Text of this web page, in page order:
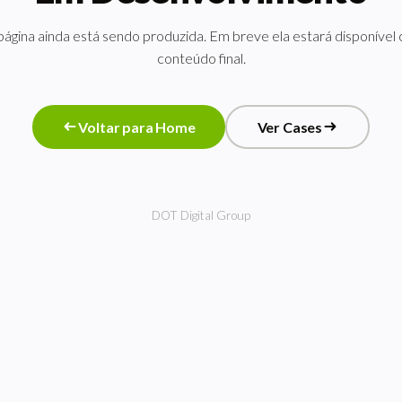
ainda está sendo produzida. Em breve ela estará disponível
conteúdo final.
Voltar para Home
Ver Cases
Ver Cases
DOT Digital Group